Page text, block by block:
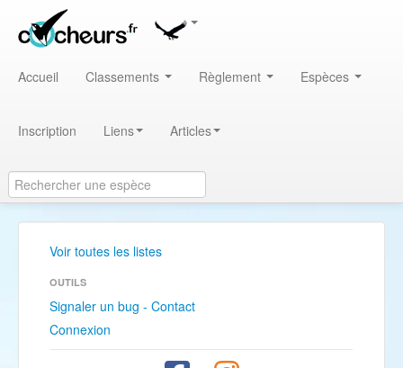
Accueil Classements Règlement Espèces
Inscription Liens Articles
Voir toutes les listes
OUTILS
Signaler un bug - Contact
Connexion